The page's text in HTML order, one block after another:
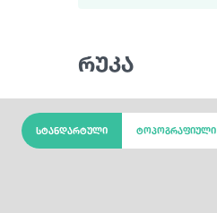
რუკა
სტანდარტული ტოპოგრაფიული